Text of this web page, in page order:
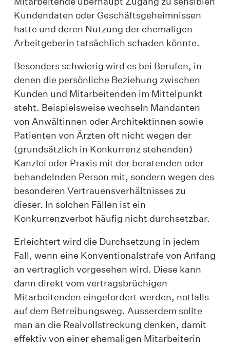
Kundendaten oder Geschäftsgeheimnissen
hatte und deren Nutzung der ehemaligen
Arbeitgeberin tatsächlich schaden könnte.
Besonders schwierig wird es bei Berufen, in
denen die persönliche Beziehung zwischen
Kunden und Mitarbeitenden im Mittelpunkt
steht. Beispielsweise wechseln Mandanten
von Anwältinnen oder Architektinnen sowie
Patienten von Ärzten oft nicht wegen der
(grundsätzlich in Konkurrenz stehenden)
Kanzlei oder Praxis mit der beratenden oder
behandelnden Person mit, sondern wegen des
besonderen Vertrauensverhältnisses zu
dieser. In solchen Fällen ist ein
Konkurrenzverbot häufig nicht durchsetzbar.
Erleichtert wird die Durchsetzung in jedem
Fall, wenn eine Konventionalstrafe von Anfang
an vertraglich vorgesehen wird. Diese kann
dann direkt vom vertragsbrüchigen
Mitarbeitenden eingefordert werden, notfalls
auf dem Betreibungsweg. Ausserdem sollte
man an die Realvollstreckung denken, damit
effektiv von einer ehemaligen Mitarbeiterin